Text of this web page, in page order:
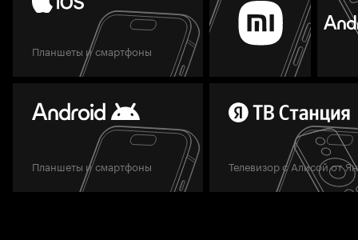
Планшеты и смартфоны
Планшеты и смартфоны Телевизор с Алисой от